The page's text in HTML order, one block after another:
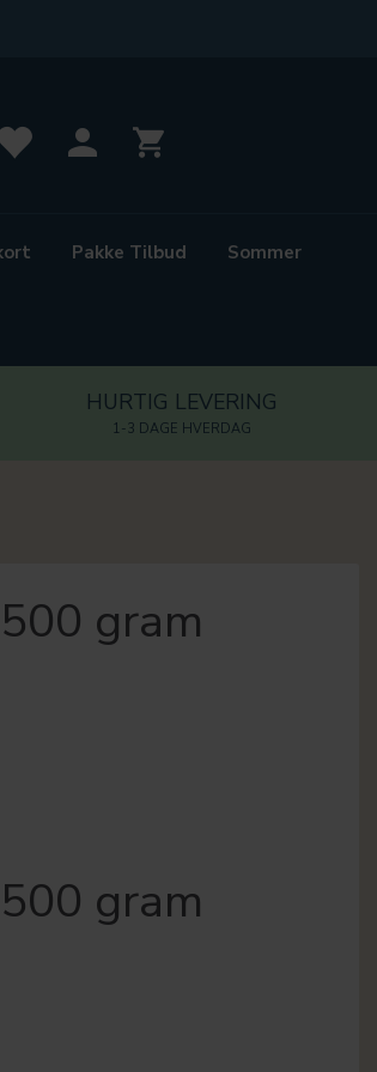
Pakke Tilbud Sommer
HURTIG LEVERING
1-3 DAGE HVERDAG
gram
gram